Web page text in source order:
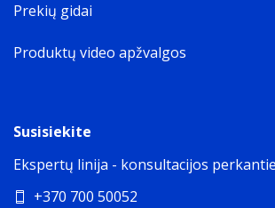
Prekių gidai
Produktų video apžvalgos
Susisiekite
Ekspertų linija - konsultacijos
+370 700 50052